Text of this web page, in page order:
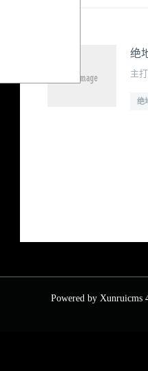
绝
主
绝
Powered by Xunruicms